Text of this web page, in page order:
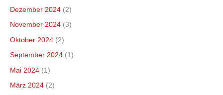
Dezember 2024 (2)
November 2024 (3)
Oktober 2024 (2)
September 2024 (1)
Mai 2024 (1)
März 2024 (2)